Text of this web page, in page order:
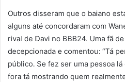
Outros disseram que o baiano
alguns até concordaram com
rival de Davi no BBB24. Uma fã
decepcionada e comentou: “Tá
público. Se fez ser uma pessoa
fora tá mostrando quem